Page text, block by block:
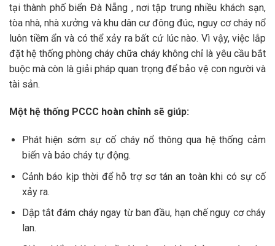
tại thành phố biển Đà Nẵng , nơi tập trung nhiều khách sạn,
tòa nhà, nhà xưởng và khu dân cư đông đúc, nguy cơ cháy nổ
luôn tiềm ẩn và có thể xảy ra bất cứ lúc nào. Vì vậy, việc lắp
đặt hệ thống phòng cháy chữa cháy không chỉ là yêu cầu bắt
buộc mà còn là giải pháp quan trọng để bảo vệ con người và
tài sản.
Một hệ thống PCCC hoàn chỉnh sẽ giúp:
Phát hiện sớm sự cố cháy nổ thông qua hệ thống cảm
biến và báo cháy tự động.
Cảnh báo kịp thời để hỗ trợ sơ tán an toàn khi có sự cố
xảy ra.
Dập tắt đám cháy ngay từ ban đầu, hạn chế nguy cơ cháy
lan.